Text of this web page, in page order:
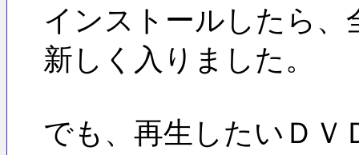
インストールしたら
新しく入りました。
でも、再生したいＤ